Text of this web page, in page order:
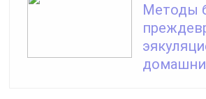
Методы